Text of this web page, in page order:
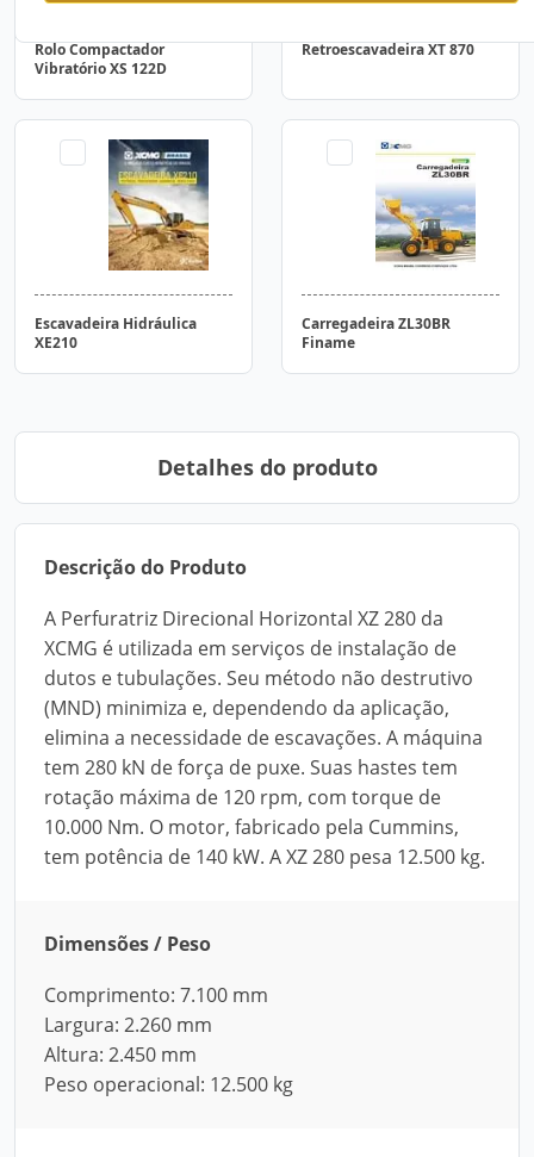
Rolo Compactador
Vibratório XS 122D
Retroescavadeira XT 870
Escavadeira Hidráulica
XE210
Carregadeira ZL30BR
Finame
Detalhes do produto
Descrição do Produto
A Perfuratriz Direcional Horizontal XZ 280 da
XCMG é utilizada em serviços de instalação de
dutos e tubulações. Seu método não destrutivo
(MND) minimiza e, dependendo da aplicação,
elimina a necessidade de escavações. A máquina
tem 280 kN de força de puxe. Suas hastes tem
rotação máxima de 120 rpm, com torque de
10.000 Nm. O motor, fabricado pela Cummins,
tem potência de 140 kW. A XZ 280 pesa 12.500 kg.
Dimensões / Peso
Comprimento: 7.100 mm
Largura: 2.260 mm
Altura: 2.450 mm
Peso operacional: 12.500 kg